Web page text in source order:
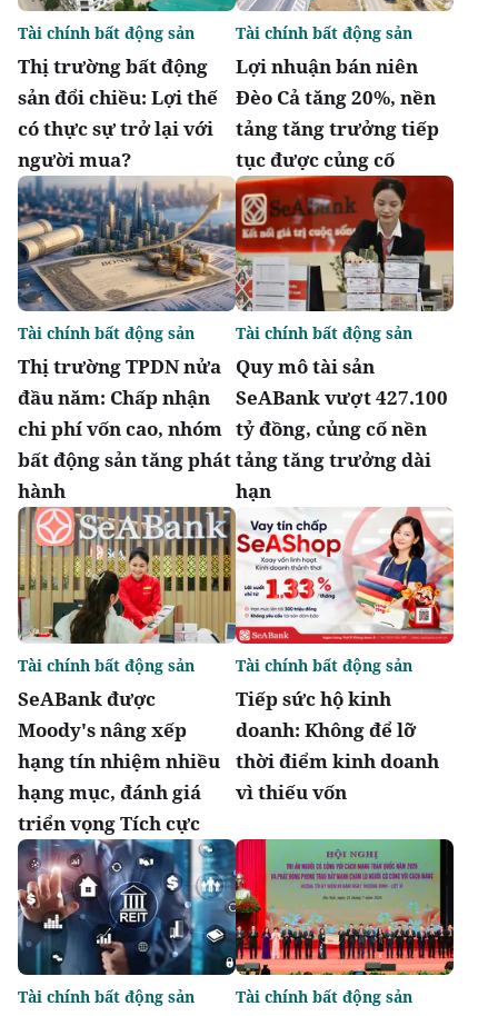
Thị trường bất động
sản đổi chiều: Lợi thế
có thực sự trở lại với
người mua?
Tài chính bất động sản
Lợi nhuận bán niên
Đèo Cả tăng 20%, nền
tảng tăng trưởng tiếp
tục được củng cố
Tài chính bất động sản
Thị trường TPDN nửa
đầu năm: Chấp nhận
chi phí vốn cao, nhóm
bất động sản tăng phát
hành
Tài chính bất động sản
Quy mô tài sản
SeABank vượt 427.100
tỷ đồng, củng cố nền
tảng tăng trưởng dài
hạn
Tài chính bất động sản
SeABank được
Moody's nâng xếp
hạng tín nhiệm nhiều
hạng mục, đánh giá
triển vọng Tích cực
Tài chính bất động sản
Tiếp sức hộ kinh
doanh: Không để lỡ
thời điểm kinh doanh
vì thiếu vốn
Tài chính bất động sản
Tài chính bất động sản Tài chính bất động sản